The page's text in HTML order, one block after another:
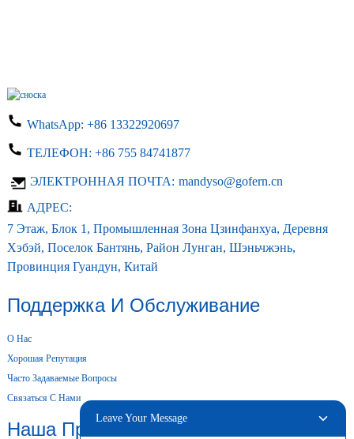
WhatsApp: +86 13322920697
ТЕЛЕФОН: +86 755 84741877
ЭЛЕКТРОННАЯ ПОЧТА: mandyso@gofern.cn
АДРЕС:
7 Этаж, Блок 1, Промышленная Зона Цзинфанхуа, Деревня
Хэбэй, Поселок Бантянь, Район Лунган, Шэньчжэнь,
Провинция Гуандун, Китай
Поддержка И Обслуживание
О Нас
Хорошая Репутация
Часто Задаваемые Вопросы
Связаться С Нами
Наша Продукция
Leave Your Message